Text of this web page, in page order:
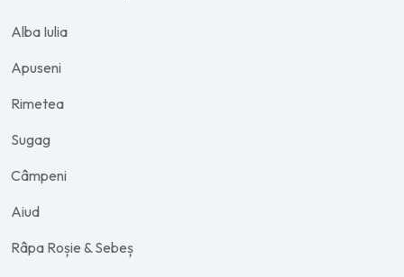
Alba Iulia
Apuseni
Rimetea
Sugag
Câmpeni
Aiud
Râpa Roșie & Sebeș